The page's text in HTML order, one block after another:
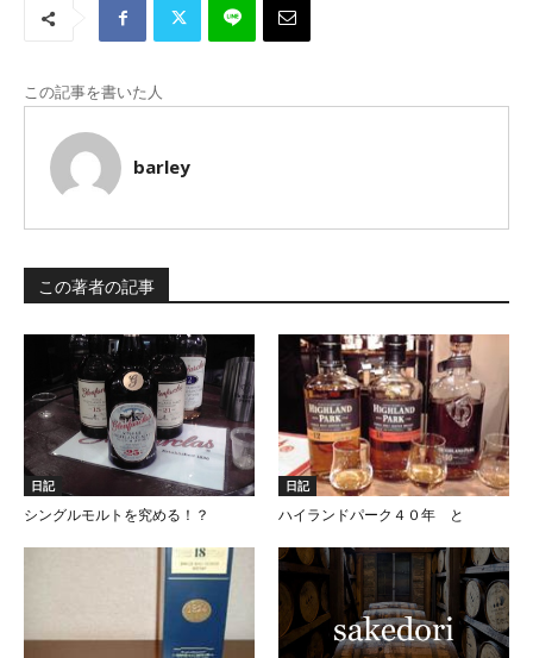
この記事を書いた人
barley
この著者の記事
日記
シングルモルトを究める！？
日記
ハイランドパーク４０年 と